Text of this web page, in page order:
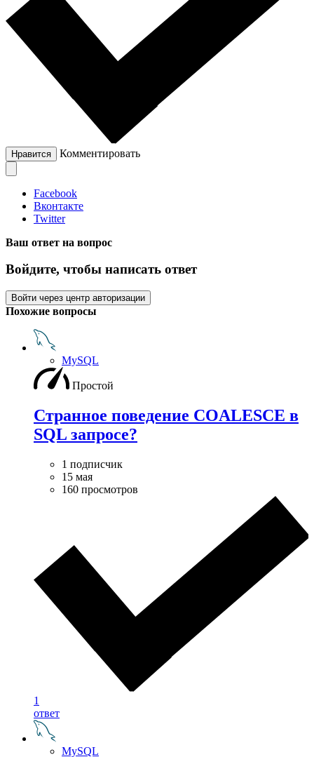
Нравится Комментировать
Facebook
Вконтакте
Twitter
Ваш ответ на вопрос
Войдите, чтобы написать ответ
Войти через центр авторизации
Похожие вопросы
MySQL
Простой
Странное поведение COALESCE в
SQL запросе?
1 подписчик
15 мая
160 просмотров
1
ответ
MySQL